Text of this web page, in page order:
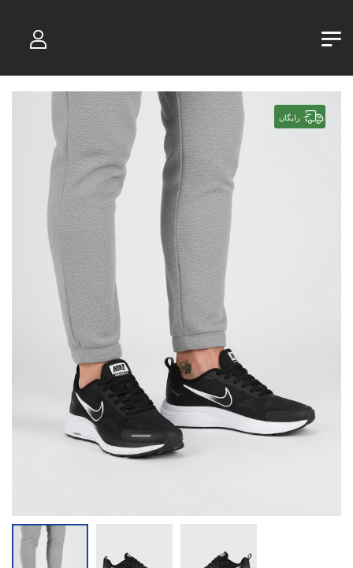
رایگان